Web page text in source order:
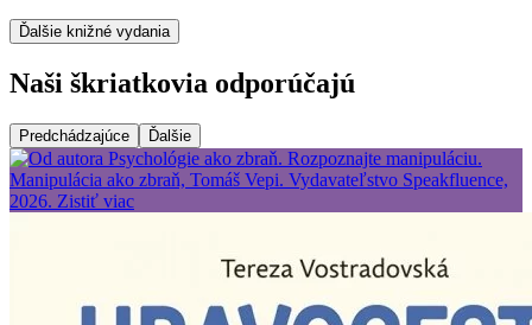
Ďalšie knižné vydania
Naši škriatkovia odporúčajú
Predchádzajúce Ďalšie